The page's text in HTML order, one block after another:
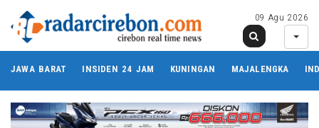
09 Agu 2026
JAWA BARAT INSIDEN 24 JAM KUNINGAN MAJALENGKA